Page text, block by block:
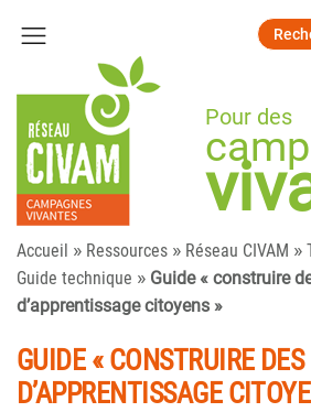
Pour des
Accueil » Ressources » Réseau CIVAM »
Guide technique » Guide « construire
d’apprentissage citoyens »
GUIDE « CONSTRUIRE
D’APPRENTISSAGE